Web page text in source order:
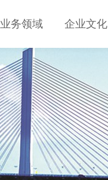
业务领域 企业文化